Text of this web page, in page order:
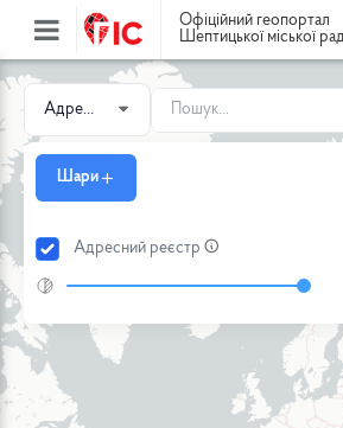
Офіційний геопортал
Шептицької міської
Шари
Адресний реєстр